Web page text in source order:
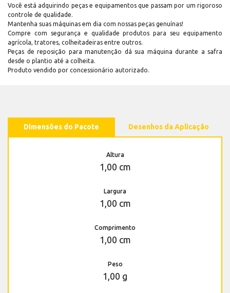
Você está adquirindo peças e equipamentos que passam por um rigoroso
controle de qualidade.
Mantenha suas máquinas em dia com nossas peças genuínas!
Compre com segurança e qualidade produtos para seu equipamento
agrícola, tratores, colheitadeiras entre outros.
Peças de reposição para manutenção dá sua máquina durante a safra
desde o plantio até a colheita.
Produto vendido por concessionário autorizado.
Dimensões do Pacote Desenhos da Aplicação
Altura
1,00 cm
Largura
1,00 cm
Comprimento
1,00 cm
Peso
1,00 g